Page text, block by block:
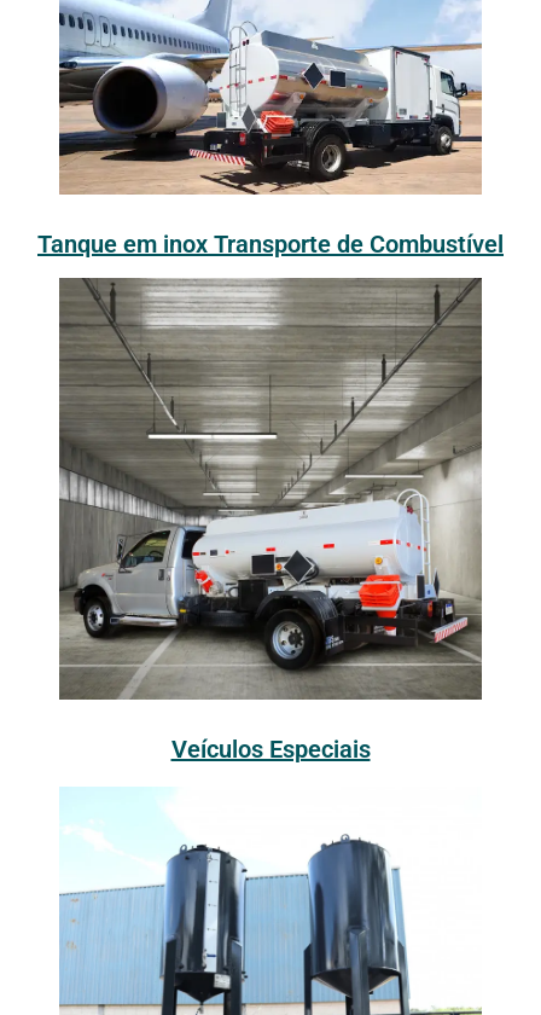
Tanque em inox Transporte de Combustível
Veículos Especiais